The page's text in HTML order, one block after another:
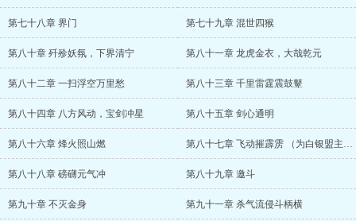
第七十八章 界门 第七十九章 混世四猴
第八十章 歼殄妖氛，下界清宁 第八十一章 龙虎金衣，大哉乾元
第八十二章 一扫浮空万里愁 第八十三章 千里雷霆震鼓鼙
第八十四章 八方风动，宝剑冲星 第八十五章 剑心通明
第八十六章 烽火照山燃 第八十七章 飞动摧霹雳 （为白银盟主AgE加更）
第八十八章 磅礴元气冲 第八十九章 邀斗
第九十章 不灭金身 第九十一章 杀气流侵斗柄横